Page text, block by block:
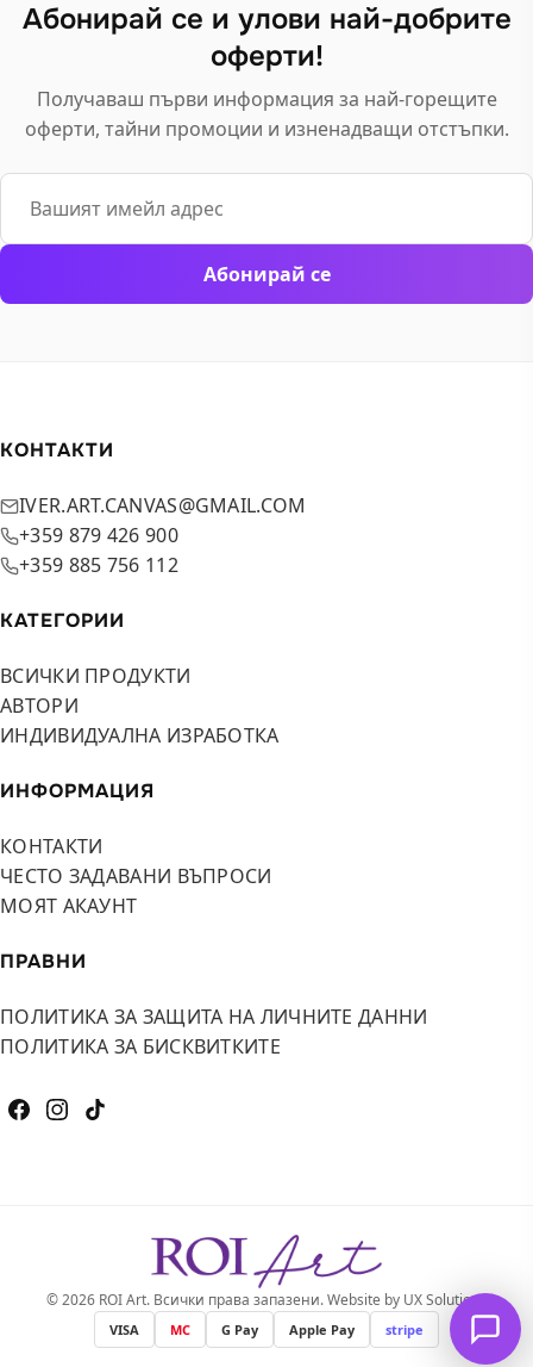
the
the
Абонирай се и улови най-добрите
оферти!
Получаваш първи информация за най-горещите
оферти, тайни промоции и изненадващи отстъпки.
Email
Абонирай се
КОНТАКТИ
IVER.ART.CANVAS@GMAIL.COM
+359 879 426 900
+359 885 756 112
КАТЕГОРИИ
ВСИЧКИ ПРОДУКТИ
АВТОРИ
ИНДИВИДУАЛНА ИЗРАБОТКА
ИНФОРМАЦИЯ
КОНТАКТИ
ЧЕСТО ЗАДАВАНИ ВЪПРОСИ
МОЯТ АКАУНТ
ПРАВНИ
ПОЛИТИКА ЗА ЗАЩИТА НА ЛИЧНИТЕ ДАННИ
ПОЛИТИКА ЗА БИСКВИТКИТЕ
© 2026 ROI Art. Всички права запазени. Website by UX Solutions
VISA MC G Pay Apple Pay stripe